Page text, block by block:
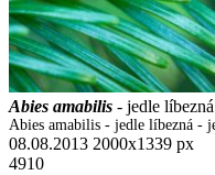
Abies amabilis - jedle
Abies amabilis - jedle líbezná -
08.08.2013 2000x1339 px
4910